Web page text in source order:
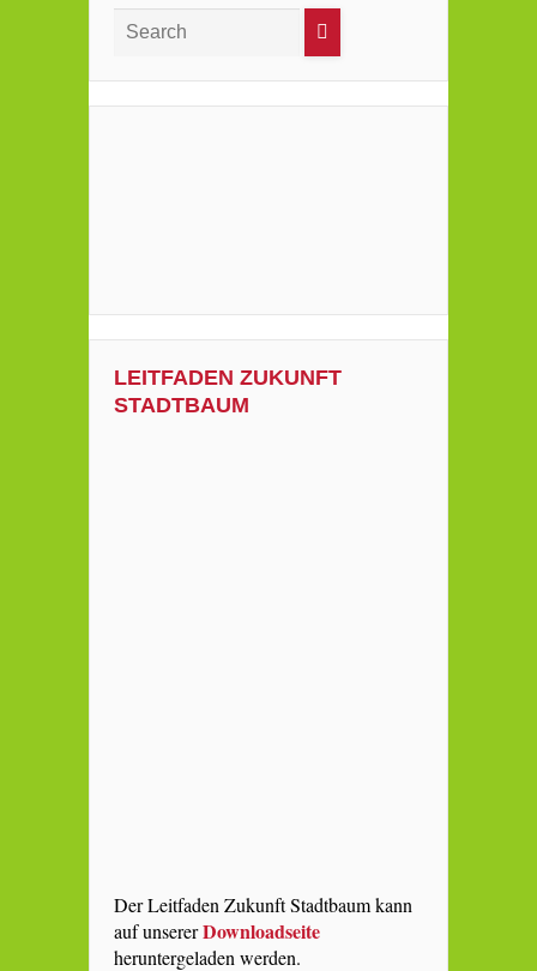
LEITFADEN ZUKUNFT
STADTBAUM
Der Leitfaden Zukunft Stadtbaum kann
auf unsererDownloadseite
heruntergeladen werden.